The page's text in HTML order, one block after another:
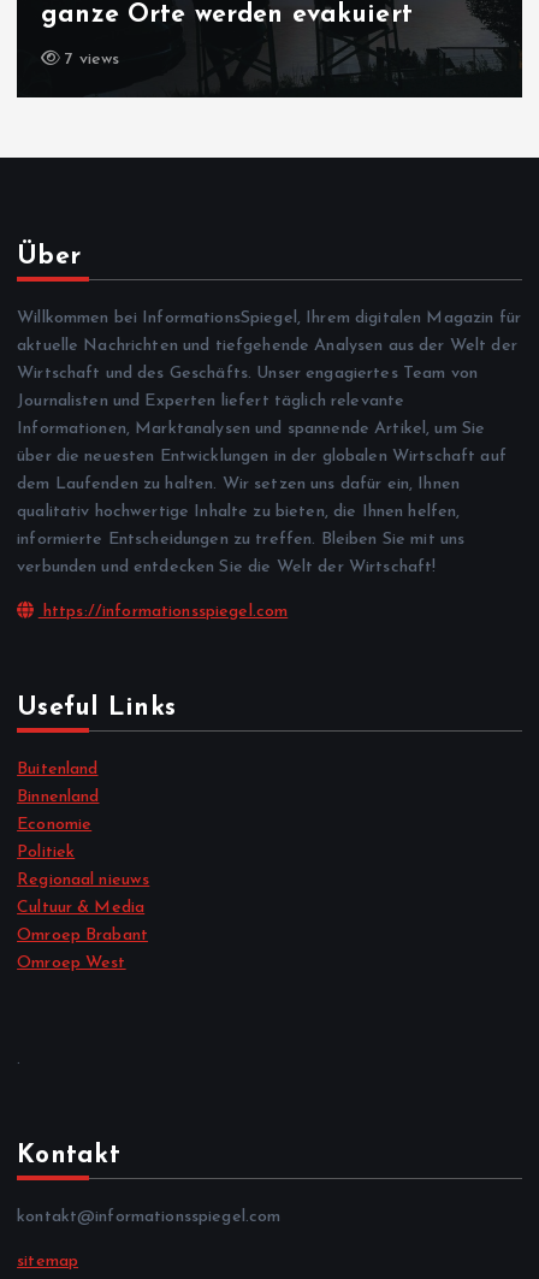
Sachsen-Anhalt?
Über
Willkommen bei InformationsSpiegel, Ihrem digitalen Magazin für
aktuelle Nachrichten und tiefgehende Analysen aus der Welt der
Wirtschaft und des Geschäfts. Unser engagiertes Team von
Journalisten und Experten liefert täglich relevante
Informationen, Marktanalysen und spannende Artikel, um Sie
über die neuesten Entwicklungen in der globalen Wirtschaft auf
dem Laufenden zu halten. Wir setzen uns dafür ein, Ihnen
qualitativ hochwertige Inhalte zu bieten, die Ihnen helfen,
informierte Entscheidungen zu treffen. Bleiben Sie mit uns
verbunden und entdecken Sie die Welt der Wirtschaft!
https://informationsspiegel.com
Useful Links
Buitenland
Binnenland
Economie
Politiek
Regionaal nieuws
Cultuur & Media
Omroep Brabant
Omroep West
.
Kontakt
kontakt@informationsspiegel.com
sitemap